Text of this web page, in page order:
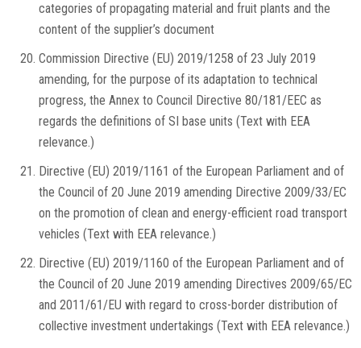
categories of propagating material and fruit plants and the
content of the supplier’s document
Commission Directive (EU) 2019/1258 of 23 July 2019
amending, for the purpose of its adaptation to technical
progress, the Annex to Council Directive 80/181/EEC as
regards the definitions of SI base units (Text with EEA
relevance.)
Directive (EU) 2019/1161 of the European Parliament and of
the Council of 20 June 2019 amending Directive 2009/33/EC
on the promotion of clean and energy-efficient road transport
vehicles (Text with EEA relevance.)
Directive (EU) 2019/1160 of the European Parliament and of
the Council of 20 June 2019 amending Directives 2009/65/EC
and 2011/61/EU with regard to cross-border distribution of
collective investment undertakings (Text with EEA relevance.)